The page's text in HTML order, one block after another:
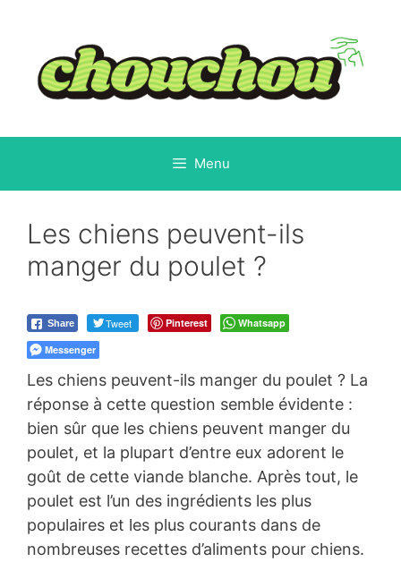
contenu
Menu
Les chiens peuvent-ils
manger du poulet ?
Share Tweet Pinterest
Whatsapp
Messenger
Les chiens peuvent-ils manger du poulet ? La
réponse à cette question semble évidente :
bien sûr que les chiens peuvent manger du
poulet, et la plupart d’entre eux adorent le
goût de cette viande blanche. Après tout, le
poulet est l’un des ingrédients les plus
populaires et les plus courants dans de
nombreuses recettes d’aliments pour chiens.